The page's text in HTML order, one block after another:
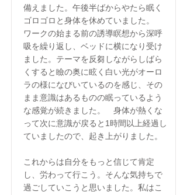
備えました。午後半ばからやたら眠く
ゴロゴロと身体を休めていました。
ワークの始まる前の誘導瞑想から深呼
吸を繰り返し、ベッドに横になり受け
ました。テーマを反芻しながらしばら
くすると瞼の奥に眩く白い光がオーロ
ラの様になびいているのを感じ、その
まま意識はあるものの眠っているよう
な感覚が続きました。 身体が熱くな
って次に意識が戻ると1時間以上経過し
ていましたので、起き上がりました。
これからは自分をもっと信じて肯定
し、労わって行こう。そんな気持ちで
過ごしていこうと思いました。私はこ